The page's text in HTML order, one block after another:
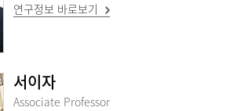
연구정보 바로보기
서이자
Associate Professor